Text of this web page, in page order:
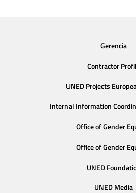
Gerencia
Contractor
UNED Projects
Internal Information
Office of Gender
Office of Gender
UNED
UNED Media